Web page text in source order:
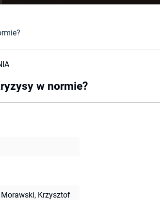
w normie?
Morawski, Krzysztof